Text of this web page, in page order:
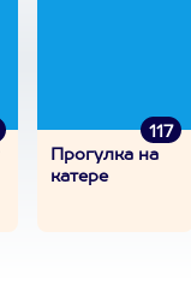
117
Прогулка на
катере